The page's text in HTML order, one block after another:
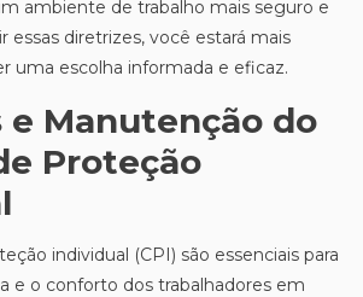
ambiente de trabalho mais seguro e
essas diretrizes, você estará mais
uma escolha informada e eficaz.
e Manutenção do
Proteção
individual (CPI) são essenciais para
e o conforto dos trabalhadores em